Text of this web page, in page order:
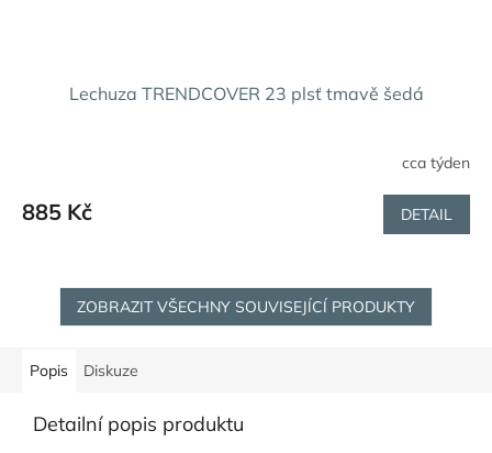
Lechuza TRENDCOVER 23 plsť tmavě šedá
produktu
hvězdiček.
cca týden
885 Kč DETAIL
ZOBRAZIT VŠECHNY SOUVISEJÍCÍ PRODUKTY
Popis Diskuze
Detailní popis produktu